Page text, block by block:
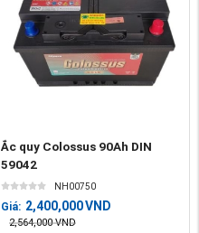
Ắc quy Colossus 90Ah DIN
59042
NH00750
Giá: 2,400,000VND
2,564,000 VND